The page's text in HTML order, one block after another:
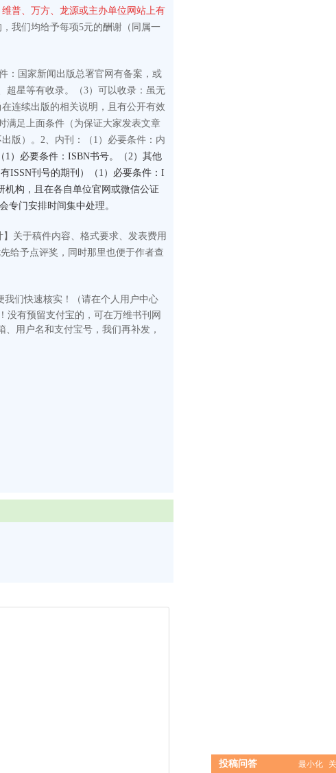
投稿问答 最小化
普、万方、龙源或主办单位网站上有
我们均给予每项5元的酬谢（同属一
件：国家新闻出版总署官网有备案，或
超星等有收录。
（3）可以收录：虽无
连续出版的相关说明，且有公开有效
满足上面条件（为保证大家发表文章
版）。 2、内刊：
（1）必要条件：内
1）必要条件：ISBN书号。（2）其他
ISSN刊号的期刊）（1）必要条件：I
机构，且在各自单位官网或微信公证
专门安排时间集中处理。
】 关于稿件内容、格式要求、发表费用
给予点评奖，同时那里也便于作者查
我们快速核实！（请在个人用户中心
没有预留支付宝的，可在万维书刊网
用户名和支付宝号，我们再补发，